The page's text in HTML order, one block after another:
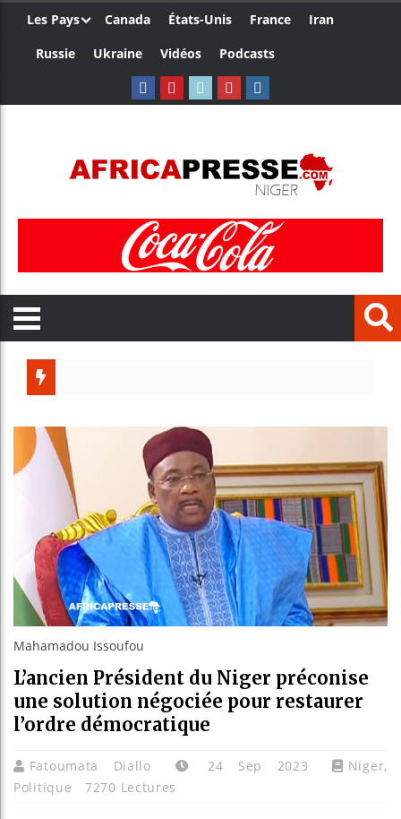
Les Pays Canada États-Unis France
Iran
Russie
Ukraine Vidéos Podcasts
Bénin
Mahamadou Issoufou
L’ancien Président du Niger préconise
une solution négociée pour restaurer
l’ordre démocratique
Fatoumata Diallo 24 Sep 2023 Niger,
Politique
7270 Lectures